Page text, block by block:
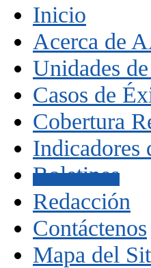
Inicio
Acerca de
Unidades
Casos de
Cobertura
Indicadores
Boletines
Redacción
Contáctenos
Mapa del